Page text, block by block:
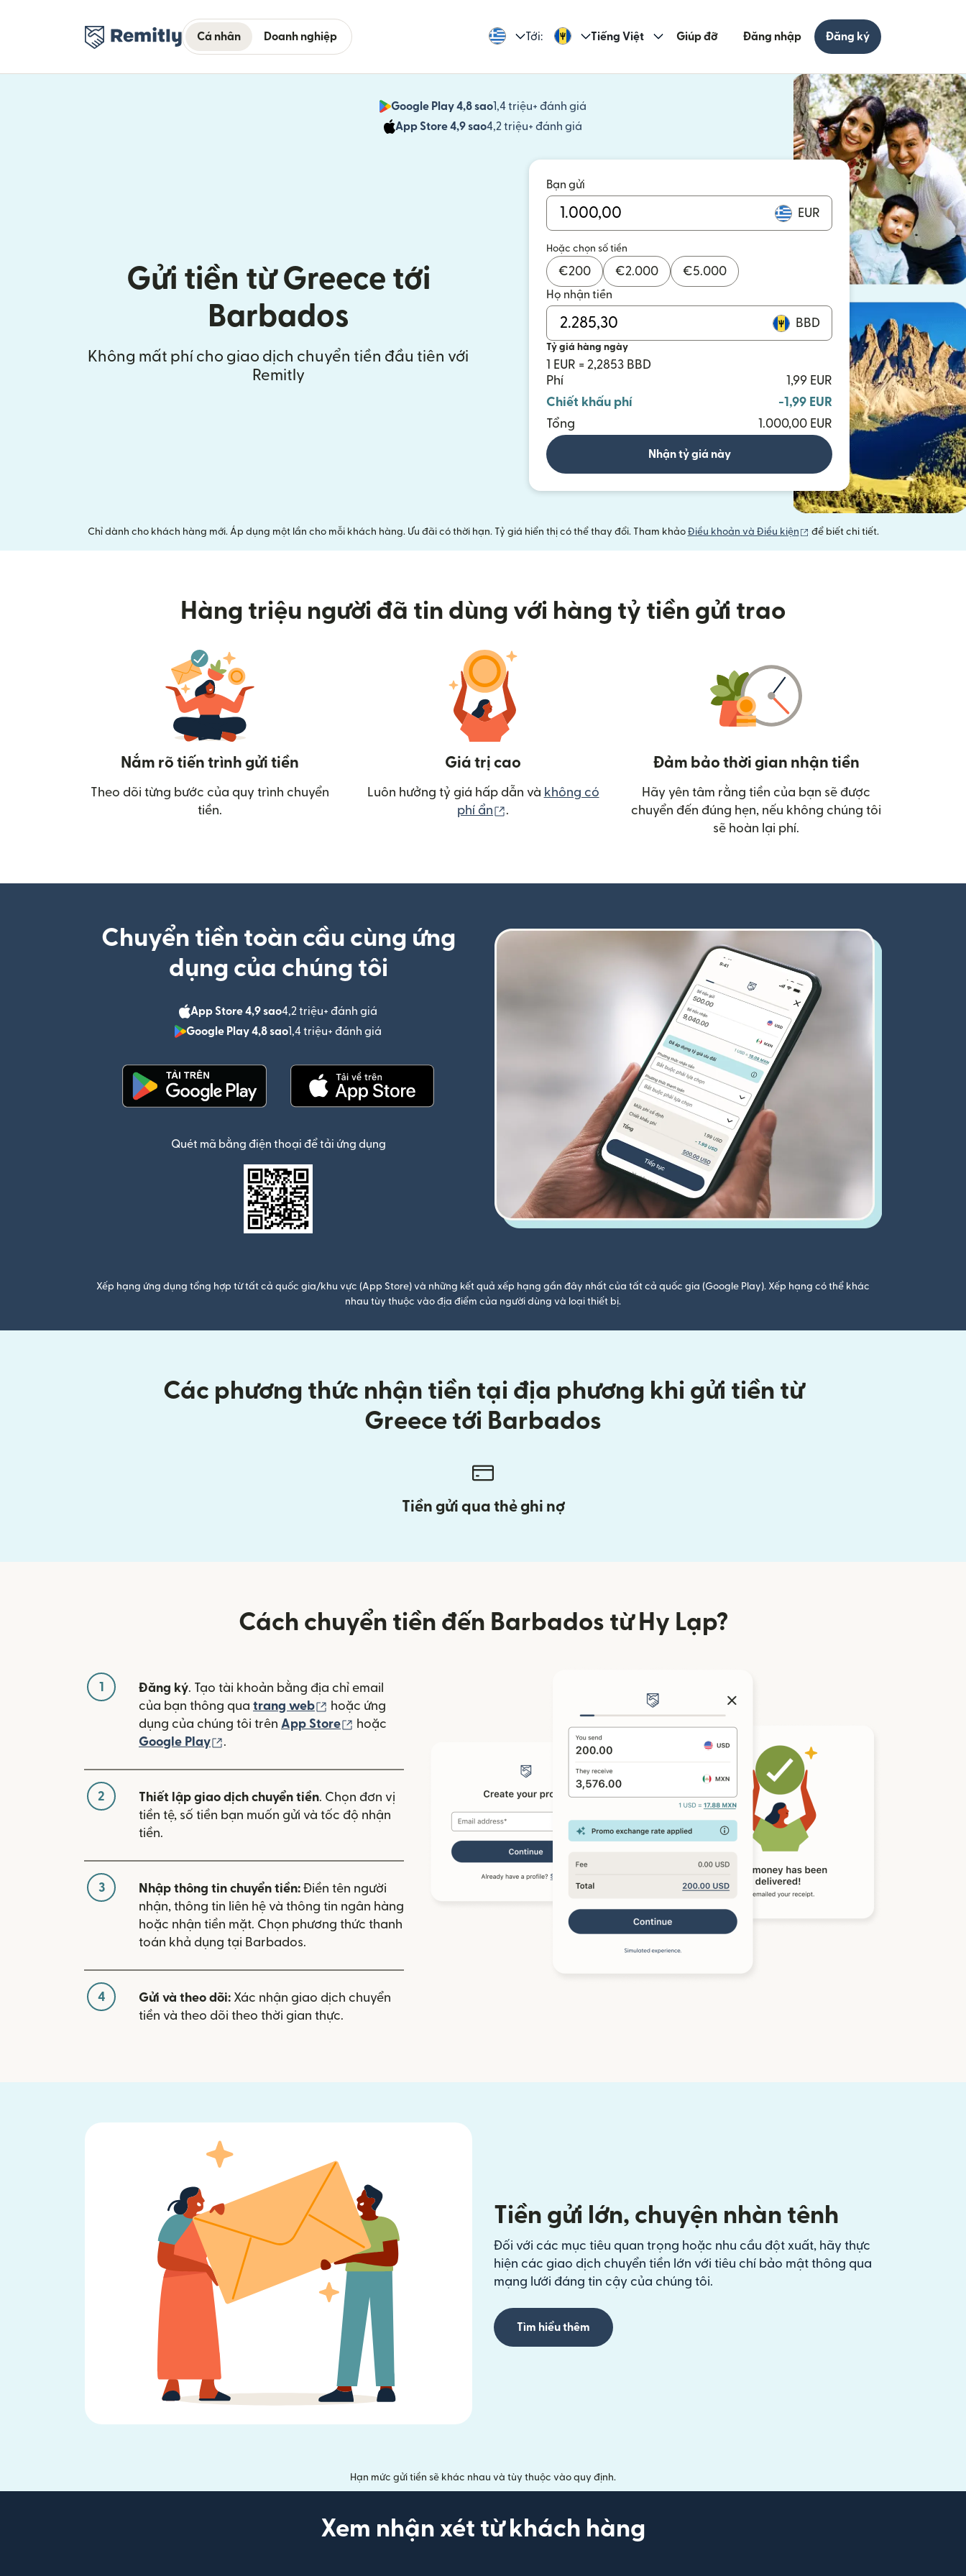
Cá nhân Doanh nghiệp Tới: Tiếng Việt Giúp đỡ Đăng nhập Đăng ký
Google Play 4,8 sao1,4 triệu+ đánh giá
App Store 4,9 sao4,2 triệu+ đánh giá
Gửi tiền từ Greece tới
Barbados
Không mất phí cho giao dịch chuyển tiền đầu tiên với
Remitly
Bạn gửi
EUR
Hoặc chọn số tiền
€200 €2.000 €5.000
Họ nhận tiền
BBD
Tỷ giá hàng ngày
1 EUR = 2,2853 BBD
Phí
1,99 EUR
Chiết khấu phí
-1,99 EUR
Tổng
1.000,00 EUR
Nhận tỷ giá này
Chỉ dành cho khách hàng mới. Áp dụng một lần cho mỗi khách hàng. Ưu đãi có thời hạn. Tỷ giá hiển thị có thể thay đổi. Tham khảo Điều khoản và Điều kiện (mở trong cửa sổ mới)
để biết chi tiết.
Hàng triệu người đã tin dùng với hàng tỷ tiền gửi trao
Nắm rõ tiến trình gửi tiền
Theo dõi từng bước của quy trình chuyển
tiền.
Giá trị cao
Luôn hưởng tỷ giá hấp dẫn và không có
phí ẩn
(mở trong cửa sổ mới)
.
Đảm bảo thời gian nhận tiền
Hãy yên tâm rằng tiền của bạn sẽ được
chuyển đến đúng hẹn, nếu không chúng tôi
sẽ hoàn lại phí.
Chuyển tiền toàn cầu cùng ứng
dụng của chúng tôi
App Store 4,9 sao4,2 triệu+ đánh giá
Google Play 4,8 sao1,4 triệu+ đánh giá
Quét mã bằng điện thoại để tải ứng dụng
Xếp hạng ứng dụng tổng hợp từ tất cả quốc gia/khu vực (App Store) và những kết quả xếp hạng gần đây nhất của tất cả quốc gia (Google Play). Xếp hạng có thể khác
nhau tùy thuộc vào địa điểm của người dùng và loại thiết bị.
Các phương thức nhận tiền tại địa phương khi gửi tiền từ
Greece tới Barbados
Tiền gửi qua thẻ ghi nợ
Cách chuyển tiền đến Barbados từ Hy Lạp?
1 Đăng ký. Tạo tài khoản bằng địa chỉ email
của bạn thông qua trang web (mở trong cửa sổ mới)
hoặc ứng
dụng của chúng tôi trên App Store (mở trong cửa sổ mới)
hoặc
Google Play
.
2 Thiết lập giao dịch chuyển tiền. Chọn đơn vị
tiền tệ, số tiền bạn muốn gửi và tốc độ nhận
tiền.
3 Nhập thông tin chuyển tiền: Điền tên người
nhận, thông tin liên hệ và thông tin ngân hàng
hoặc nhận tiền mặt. Chọn phương thức thanh
toán khả dụng tại Barbados.
4 Gửi và theo dõi: Xác nhận giao dịch chuyển
tiền và theo dõi theo thời gian thực.
Tiền gửi lớn, chuyện nhàn tênh
Đối với các mục tiêu quan trọng hoặc nhu cầu đột xuất, hãy thực
hiện các giao dịch chuyển tiền lớn với tiêu chí bảo mật thông qua
mạng lưới đáng tin cậy của chúng tôi.
Tìm hiểu thêm
Hạn mức gửi tiền sẽ khác nhau và tùy thuộc vào quy định.
Xem nhận xét từ khách hàng